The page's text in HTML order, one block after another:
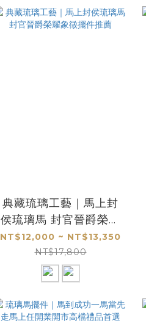
典藏琉璃工藝｜馬上封
侯琉璃馬 封官晉爵榮耀
象徵擺件推薦
NT$12,000 ~ NT$13,350
NT$17,800